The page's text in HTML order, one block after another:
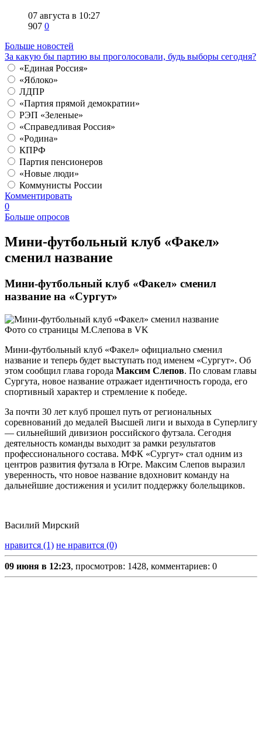
07 августа в 10:27
907 0
Больше новостей
За какую бы партию вы проголосовали, будь выборы сегодня?
«Единая Россия»
«Яблоко»
ЛДПР
«Партия прямой демократии»
РЭП «Зеленые»
«Справедливая Россия»
«Родина»
КПРФ
Партия пенсионеров
«Новые люди»
Коммунисты России
Комментировать
0
Больше опросов
Мини-футбольный клуб «Факел»
сменил название
Мини-футбольный клуб «Факел» сменил
название на «Сургут»
Фото со страницы М.Слепова в VK
Мини-футбольный клуб «Факел» официально сменил
название и теперь будет выступать под именем «Сургут». Об
этом сообщил глава города Максим Слепов. По словам главы
Сургута, новое название отражает идентичность города, его
спортивный характер и стремление к победе.
За почти 30 лет клуб прошел путь от региональных
соревнований до медалей Высшей лиги и выхода в Суперлигу
— сильнейший дивизион российского футзала. Сегодня
деятельность команды выходит за рамки результатов
профессионального состава. МФК «Сургут» стал одним из
центров развития футзала в Югре. Максим Слепов выразил
уверенность, что новое название вдохновит команду на
дальнейшие достижения и усилит поддержку болельщиков.
Василий Мирский
нравится (1) не нравится (0)
09 июня в 12:23, просмотров: 1428, комментариев: 0